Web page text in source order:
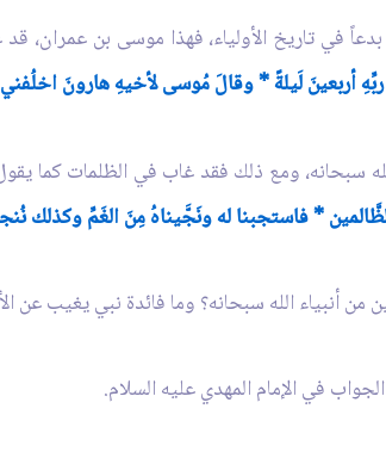
في تاريخ الأولياء، فهذا موسى بن عمران،
أربعينَ لَيلةً * وقالَ مُوسى لأخيهِ هارونَ
سبحانه، ومع ذلك فقد غاب في الظلمات كما
* فاستجبنا له ونَجَّيناهُ مِنَ الغَمِّ وكذلك
أنبياء الله سبحانه؟ وما فائدة نبي يغيب عن
في الإمام المهدي عليه السلام.